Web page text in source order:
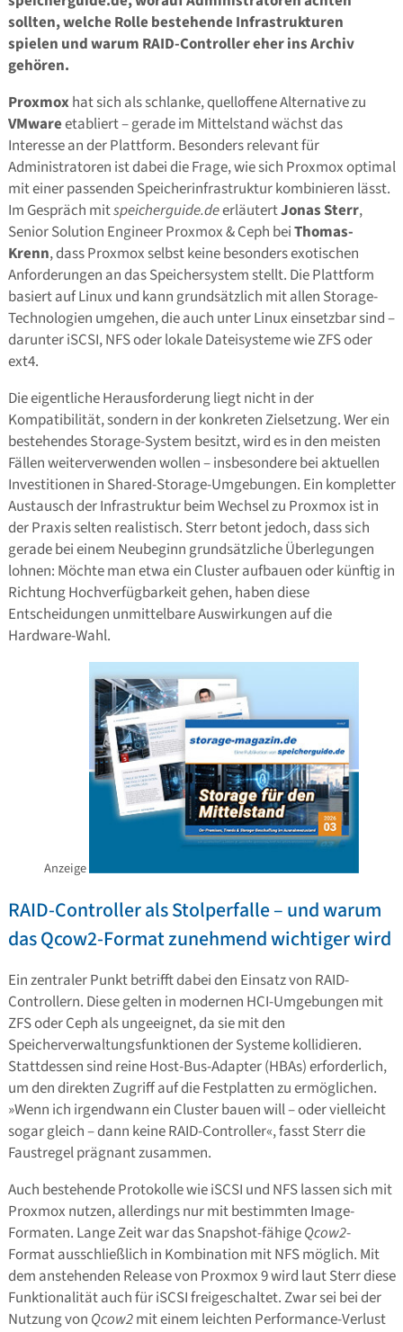
sollten, welche Rolle bestehende Infrastrukturen
spielen und warum RAID-Controller eher ins Archiv
gehören.
Proxmoxhat sich als schlanke, quelloffene Alternative zu
VMwareetabliert – gerade im Mittelstand wächst das
Interesse an der Plattform. Besonders relevant für
Administratoren ist dabei die Frage, wie sich Proxmox optimal
mit einer passenden Speicherinfrastruktur kombinieren lässt.
Im Gespräch mitspeicherguide.deerläutertJonas Sterr,
Senior Solution Engineer Proxmox & Ceph beiThomas-
Krenn, dass Proxmox selbst keine besonders exotischen
Anforderungen an das Speichersystem stellt. Die Plattform
basiert auf Linux und kann grundsätzlich mit allen Storage-
Technologien umgehen, die auch unter Linux einsetzbar sind –
darunter iSCSI, NFS oder lokale Dateisysteme wie ZFS oder
ext4.
Die eigentliche Herausforderung liegt nicht in der
Kompatibilität, sondern in der konkreten Zielsetzung. Wer ein
bestehendes Storage-System besitzt, wird es in den meisten
Fällen weiterverwenden wollen – insbesondere bei aktuellen
Investitionen in Shared-Storage-Umgebungen. Ein kompletter
Austausch der Infrastruktur beim Wechsel zu Proxmox ist in
der Praxis selten realistisch. Sterr betont jedoch, dass sich
gerade bei einem Neubeginn grundsätzliche Überlegungen
lohnen: Möchte man etwa ein Cluster aufbauen oder künftig in
Richtung Hochverfügbarkeit gehen, haben diese
Entscheidungen unmittelbare Auswirkungen auf die
Hardware-Wahl.
Anzeige
RAID-Controller als Stolperfalle – und warum
das Qcow2-Format zunehmend wichtiger wird
Ein zentraler Punkt betrifft dabei den Einsatz von RAID-
Controllern. Diese gelten in modernen HCI-Umgebungen mit
ZFS oder Ceph als ungeeignet, da sie mit den
Speicherverwaltungsfunktionen der Systeme kollidieren.
Stattdessen sind reine Host-Bus-Adapter (HBAs) erforderlich,
um den direkten Zugriff auf die Festplatten zu ermöglichen.
»Wenn ich irgendwann ein Cluster bauen will – oder vielleicht
sogar gleich – dann keine RAID-Controller«, fasst Sterr die
Faustregel prägnant zusammen.
Auch bestehende Protokolle wie iSCSI und NFS lassen sich mit
Proxmox nutzen, allerdings nur mit bestimmten Image-
Formaten. Lange Zeit war das Snapshot-fähigeQcow2-
Format ausschließlich in Kombination mit NFS möglich. Mit
dem anstehenden Release von Proxmox 9 wird laut Sterr diese
Funktionalität auch für iSCSI freigeschaltet. Zwar sei bei der
Nutzung von Qcow2mit einem leichten Performance-Verlust